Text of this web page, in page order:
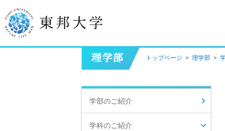
学長挨拶
建学の精神/教育の理念
トップページ > 理学部 >
学部のご紹介
学科のご紹介